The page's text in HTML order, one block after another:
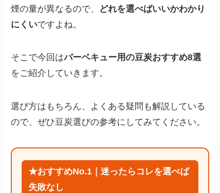
煙の量が異なるので、
どれを選べばいいかわかり
にくいですよね。
そこで今回はバーベキュー用の豆炭おすすめ8選
をご紹介していきます。
選び方はもちろん、よくある疑問も解説している
ので、ぜひ豆炭選びの参考にしてみてください。
★おすすめNo.1｜迷ったらコレを選べば
失敗なし